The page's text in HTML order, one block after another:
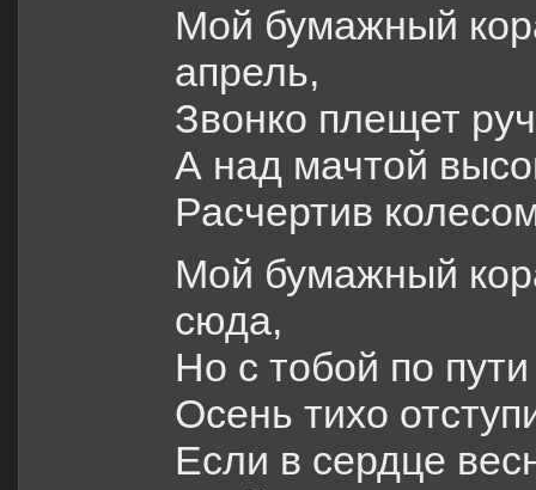
Мой бумажный
апрель,
Звонко плещет
А над мачтой
Расчертив
Мой бумажный
сюда,
Но с тобой по
Осень тихо
Если в сердце